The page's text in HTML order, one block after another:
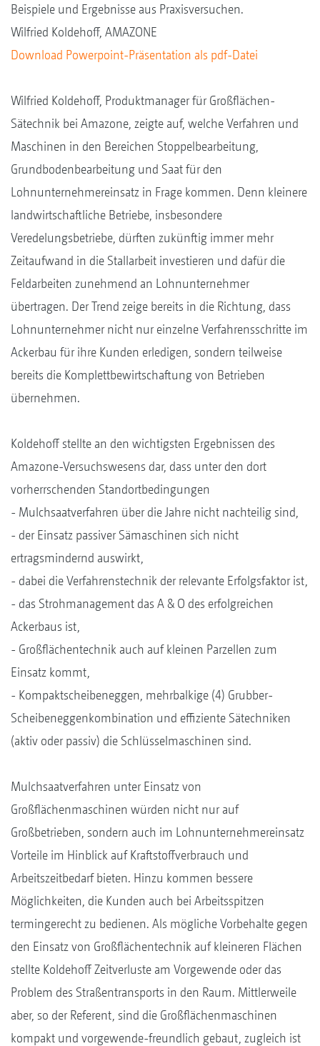
Beispiele und Ergebnisse aus Praxisversuchen.
Wilfried Koldehoff, AMAZONE
Download Powerpoint-Präsentation als pdf-Datei
Wilfried Koldehoff, Produktmanager für Großflächen-
Sätechnik bei Amazone, zeigte auf, welche Verfahren und
Maschinen in den Bereichen Stoppelbearbeitung,
Grundbodenbearbeitung und Saat für den
Lohnunternehmereinsatz in Frage kommen. Denn kleinere
landwirtschaftliche Betriebe, insbesondere
Veredelungsbetriebe, dürften zukünftig immer mehr
Zeitaufwand in die Stallarbeit investieren und dafür die
Feldarbeiten zunehmend an Lohnunternehmer
übertragen. Der Trend zeige bereits in die Richtung, dass
Lohnunternehmer nicht nur einzelne Verfahrensschritte im
Ackerbau für ihre Kunden erledigen, sondern teilweise
bereits die Komplettbewirtschaftung von Betrieben
übernehmen.
Koldehoff stellte an den wichtigsten Ergebnissen des
Amazone-Versuchswesens dar, dass unter den dort
vorherrschenden Standortbedingungen
- Mulchsaatverfahren über die Jahre nicht nachteilig sind,
- der Einsatz passiver Sämaschinen sich nicht
ertragsmindernd auswirkt,
- dabei die Verfahrenstechnik der relevante Erfolgsfaktor ist,
- das Strohmanagement das A & O des erfolgreichen
Ackerbaus ist,
- Großflächentechnik auch auf kleinen Parzellen zum
Einsatz kommt,
- Kompaktscheibeneggen, mehrbalkige (4) Grubber-
Scheibeneggenkombination und effiziente Sätechniken
(aktiv oder passiv) die Schlüsselmaschinen sind.
Mulchsaatverfahren unter Einsatz von
Großflächenmaschinen würden nicht nur auf
Großbetrieben, sondern auch im Lohnunternehmereinsatz
Vorteile im Hinblick auf Kraftstoffverbrauch und
Arbeitszeitbedarf bieten. Hinzu kommen bessere
Möglichkeiten, die Kunden auch bei Arbeitsspitzen
termingerecht zu bedienen. Als mögliche Vorbehalte gegen
den Einsatz von Großflächentechnik auf kleineren Flächen
stellte Koldehoff Zeitverluste am Vorgewende oder das
Problem des Straßentransports in den Raum. Mittlerweile
aber, so der Referent, sind die Großflächenmaschinen
kompakt und vorgewende-freundlich gebaut, zugleich ist